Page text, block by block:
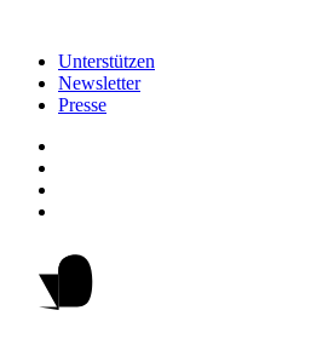
Unterstützen
Newsletter
Presse